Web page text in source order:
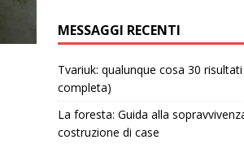
MESSAGGI RECENTI
Tvariuk: qualunque cosa 30 risultati
completa)
La foresta: Guida alla
costruzione di case